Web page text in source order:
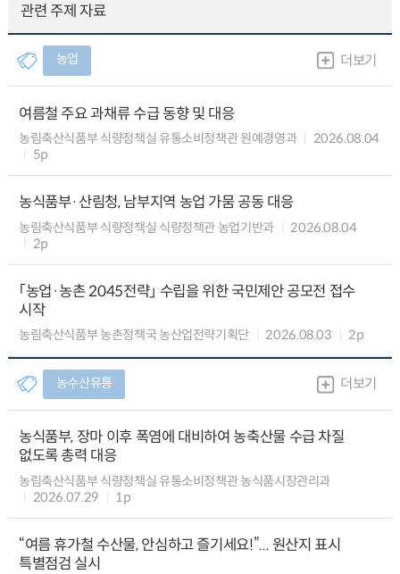
관련 주제 자료
농업 더보기
여름철 주요 과채류 수급 동향 및 대응
농림축산식품부 식량정책실 유통소비정책관 원예경영과
2026.08.04
5p
농식품부·산림청, 남부지역 농업 가뭄 공동 대응
농림축산식품부 식량정책실 식량정책관 농업기반과
2026.08.04
2p
「농업·농촌 2045전략」 수립을 위한 국민제안 공모전 접수
시작
농림축산식품부 농촌정책국 농산업전략기획단 2026.08.03 2p
농수산유통 더보기
농식품부, 장마 이후 폭염에 대비하여 농축산물 수급 차질
없도록 총력 대응
농림축산식품부 식량정책실 유통소비정책관 농식품시장관리과
2026.07.29
1p
“여름 휴가철 수산물, 안심하고 즐기세요!”... 원산지 표시
특별점검 실시